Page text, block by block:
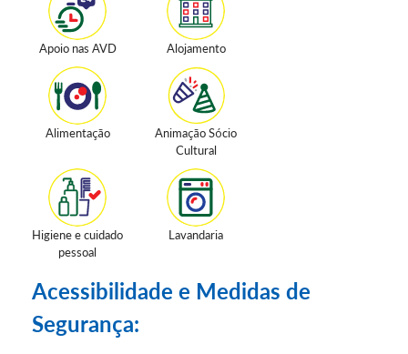
Apoio nas AVD Alojamento
Alimentação
Animação Sócio
Cultural
Higiene e cuidado
pessoal
Lavandaria
Acessibilidade e Medidas de
Segurança: